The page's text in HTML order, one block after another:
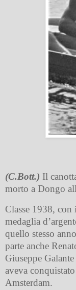
(C.Bott.) Il
morto a Dongo
Classe 1938,
medaglia
quello stesso
parte anche
Giuseppe
aveva
Amsterdam.